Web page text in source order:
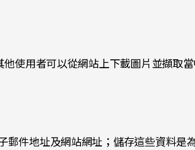
使用者可以從網站上下載圖片並擷取
件地址及網站網址；儲存這些資料是